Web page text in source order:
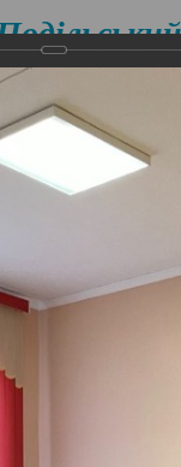
коледж
ЦИКЛОВІ
2022-2023
періоду
2023
навчального